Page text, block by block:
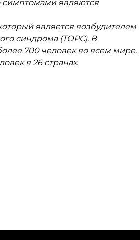
симптомами являются
является возбудителем
синдрома (ТОРС). В
700 человек во всем мире.
в 26 странах.